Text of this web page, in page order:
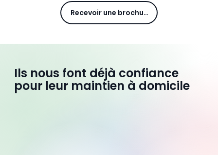
Recevoir une brochure
Ils nous font déjà confiance
pour leur maintien à domicile